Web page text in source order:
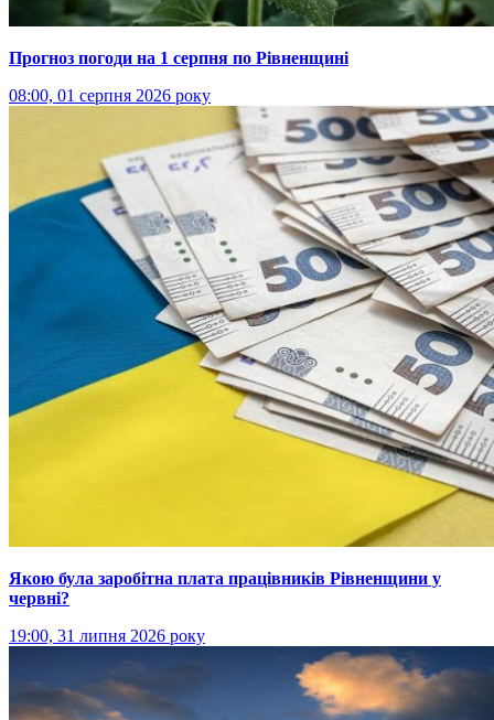
Прогноз погоди на 1 серпня по Рівненщині
08:00, 01 серпня 2026 року
Якою була заробітна плата працівників Рівненщини у
червні?
19:00, 31 липня 2026 року